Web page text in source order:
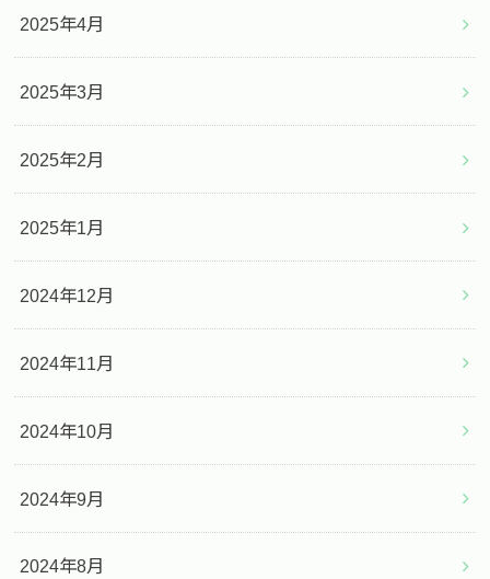
2025年4月
2025年3月
2025年2月
2025年1月
2024年12月
2024年11月
2024年10月
2024年9月
2024年8月